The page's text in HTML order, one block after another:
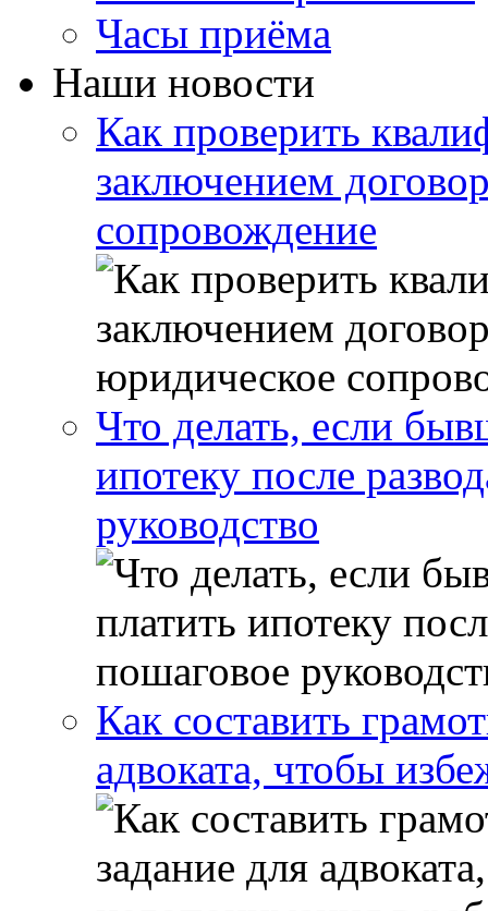
Часы приёма
Наши новости
Как проверить
заключением
сопровождение
Что делать, если
ипотеку после
руководство
Как составить
адвоката, чтобы